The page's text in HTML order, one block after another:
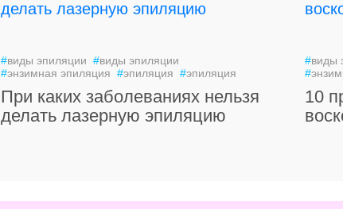
#виды эпиляции #виды эпиляции
#энзимная эпиляция #эпиляция #эпиляция
При каких заболеваниях нельзя
делать лазерную эпиляцию
#виды
#
10